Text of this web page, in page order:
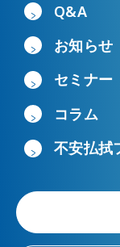
Q&A
お知らせ
セミナー
コラム
不安払拭